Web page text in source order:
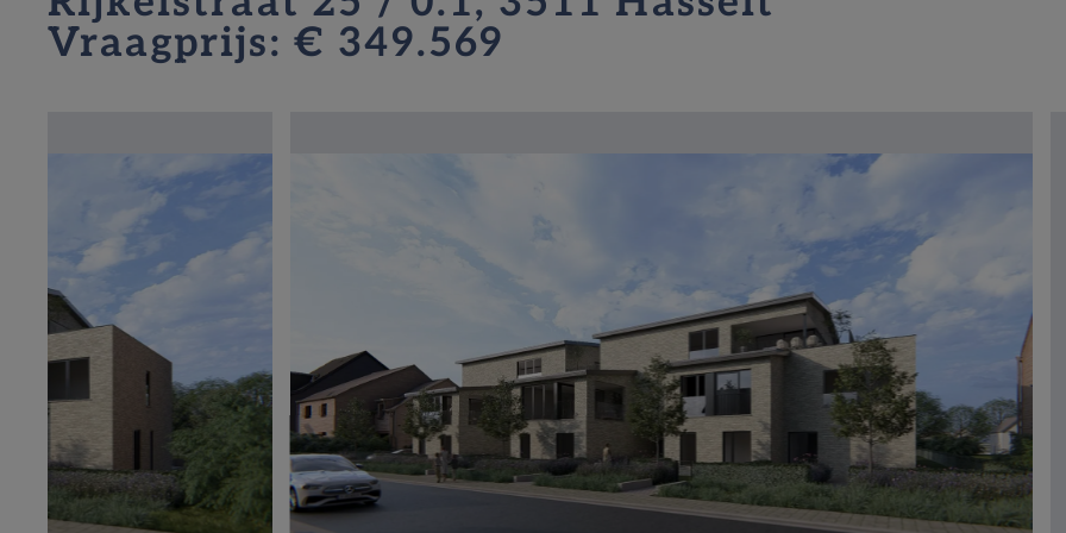
Vraagprijs: € 349.569